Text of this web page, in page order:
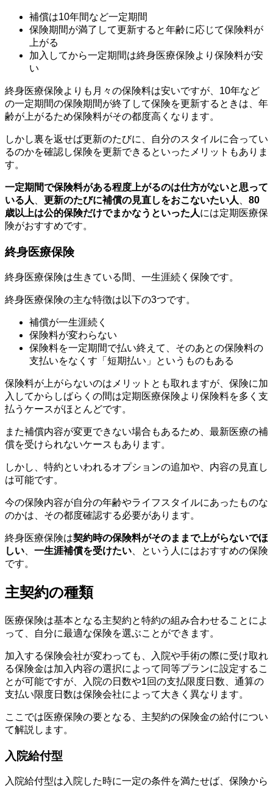
補償は10年間など一定期間
保険期間が満了して更新すると年齢に応じて保険料が
上がる
加入してから一定期間は終身医療保険より保険料が安
い
終身医療保険よりも月々の保険料は安いですが、10年など
の一定期間の保険期間が終了して保険を更新するときは、年
齢が上がるため保険料がその都度高くなります。
しかし裏を返せば更新のたびに、自分のスタイルに合ってい
るのかを確認し保険を更新できるといったメリットもありま
す。
一定期間で保険料がある程度上がるのは仕方がないと思って
いる人
更新のたびに補償の見直しをおこないたい人
80
歳以上は公的保険だけでまかなうといった人には定期医療保
険がおすすめです。
終身医療保険
終身医療保険は生きている間、一生涯続く保険です。
終身医療保険の主な特徴は以下の3つです。
補償が一生涯続く
保険料が変わらない
保険料を一定期間で払い終えて、そのあとの保険料の
支払いをなくす「短期払い」というものもある
保険料が上がらないのはメリットとも取れますが、保険に加
入してからしばらくの間は定期医療保険より保険料を多く支
払うケースがほとんどです。
また補償内容が変更できない場合もあるため、最新医療の補
償を受けられないケースもあります。
しかし、特約といわれるオプションの追加や、内容の見直し
は可能です。
今の保険内容が自分の年齢やライフスタイルにあったものな
のかは、その都度確認する必要があります。
終身医療保険は契約時の保険料がそのままで上がらないでほ
しい
一生涯補償を受けたい 、という人にはおすすめの保険
です。
主契約の種類
医療保険は基本となる主契約と特約の組み合わせることによ
って、自分に最適な保険を選ぶことができます。
加入する保険会社が変わっても、入院や手術の際に受け取れ
る保険金は加入内容の選択によって同等プランに設定するこ
とが可能ですが、入院の日数や1回の支払限度日数、通算の
支払い限度日数は保険会社によって大きく異なります。
ここでは医療保険の要となる、主契約の保険金の給付につい
て解説します。
入院給付型
入院給付型は入院した時に一定の条件を満たせば、保険から